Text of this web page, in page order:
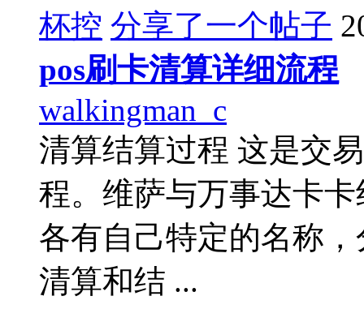
杯控 分享了一个帖子
pos刷卡清算详细流程
walkingman_c
清算结算过程 这是交
程。维萨与万事达卡
各有自己特定的名称
清算和结 ...